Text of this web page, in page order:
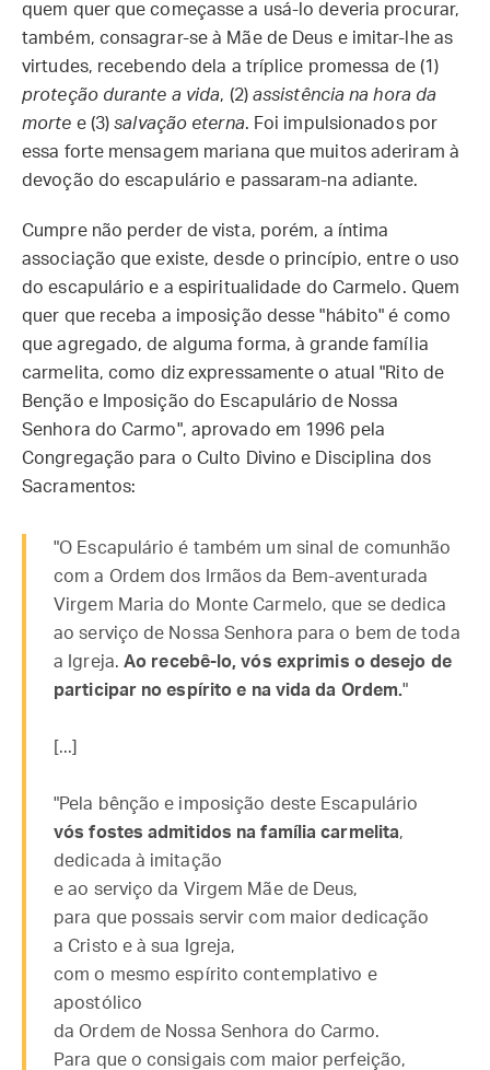
quem quer que começasse a usá-lo deveria procurar,
também, consagrar-se à Mãe de Deus e imitar-lhe as
virtudes, recebendo dela a tríplice promessa de (1)
proteção durante a vida, (2) assistência na hora da
morte e (3)salvação eterna. Foi impulsionados por
essa forte mensagem mariana que muitos aderiram à
devoção do escapulário e passaram-na adiante.
Cumpre não perder de vista, porém, a íntima
associação que existe, desde o princípio, entre o uso
do escapulário e a espiritualidade do Carmelo. Quem
quer que receba a imposição desse "hábito" é como
que agregado, de alguma forma, à grande família
carmelita, como diz expressamente o atual "Rito de
Benção e Imposição do Escapulário de Nossa
Senhora do Carmo", aprovado em 1996 pela
Congregação para o Culto Divino e Disciplina dos
Sacramentos:
"O Escapulário é também um sinal de comunhão
com a Ordem dos Irmãos da Bem-aventurada
Virgem Maria do Monte Carmelo, que se dedica
ao serviço de Nossa Senhora para o bem de toda
a Igreja. Ao recebê-lo, vós exprimis o desejo de
participar no espírito e na vida da Ordem."
[...]
"Pela bênção e imposição deste Escapulário
vós fostes admitidos na família carmelita,
dedicada à imitação
e ao serviço da Virgem Mãe de Deus,
para que possais servir com maior dedicação
a Cristo e à sua Igreja,
com o mesmo espírito contemplativo e
apostólico
da Ordem de Nossa Senhora do Carmo.
Para que o consigais com maior perfeição,